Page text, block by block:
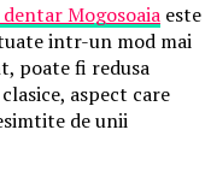
Mogosoaia este
intr-un mod mai
poate fi redusa
aspect care
de unii